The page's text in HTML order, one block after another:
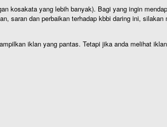
kosakata yang lebih banyak). Bagi yang ingin
saran dan perbaikan terhadap kbbi daring ini,
iklan yang pantas. Tetapi jika anda melihat